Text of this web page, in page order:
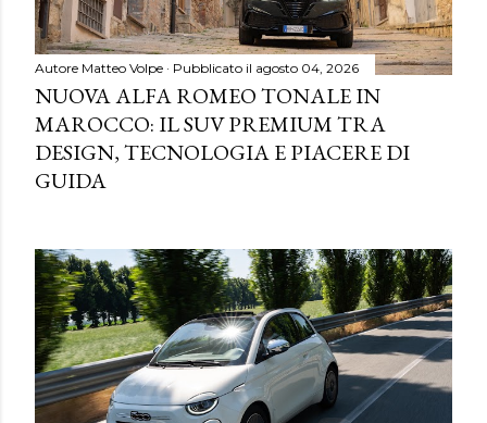
Autore Matteo Volpe Pubblicato il agosto 04, 2026
NUOVA ALFA ROMEO TONALE IN
MAROCCO: IL SUV PREMIUM TRA
DESIGN, TECNOLOGIA E PIACERE DI
GUIDA